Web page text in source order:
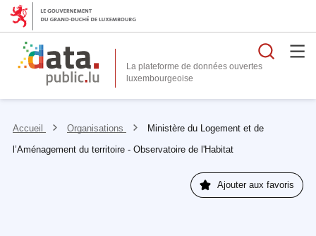
La plateforme de données ouvertes
Accueil Organisations
Ministère du Logement et de
l’Aménagement du territoire - Observatoire de l'Habitat
Ajouter aux favoris